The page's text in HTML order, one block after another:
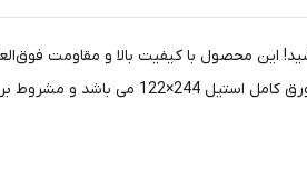
محصول با کیفیت بالا و مقاومت
زیبایی و دوام را با این نوار استثنایی تجربه